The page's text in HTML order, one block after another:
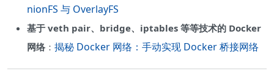
nionFS 与 OverlayFS
基于 veth pair、bridge、iptables 等等技术的 Docker
网络： 揭秘 Docker 网络：手动实现 Docker 桥接网络